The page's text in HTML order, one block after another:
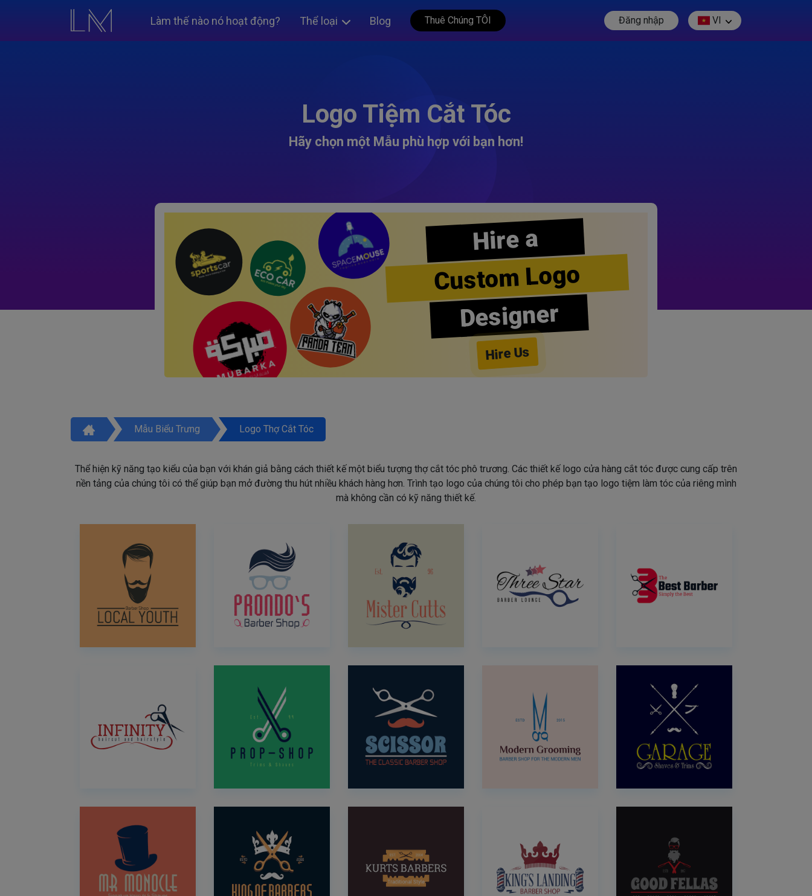
Làm thế nào nó hoạt động? Thể loại Blog Thuê Chúng TÔI Đăng nhập VI
Logo Tiệm Cắt Tóc
Hãy chọn một Mẫu phù hợp với bạn hơn!
Hire a
Custom Logo
Designer
Hire Us
Mẫu Biểu Trưng Logo Thợ Cắt Tóc
Thể hiện kỹ năng tạo kiểu của bạn với khán giả bằng cách thiết kế một biểu tượng thợ cắt tóc phô trương. Các thiết kế logo cửa hàng cắt tóc được cung cấp trên
nền tảng của chúng tôi có thể giúp bạn mở đường thu hút nhiều khách hàng hơn. Trình tạo logo của chúng tôi cho phép bạn tạo logo tiệm làm tóc của riêng mình
mà không cần có kỹ năng thiết kế.